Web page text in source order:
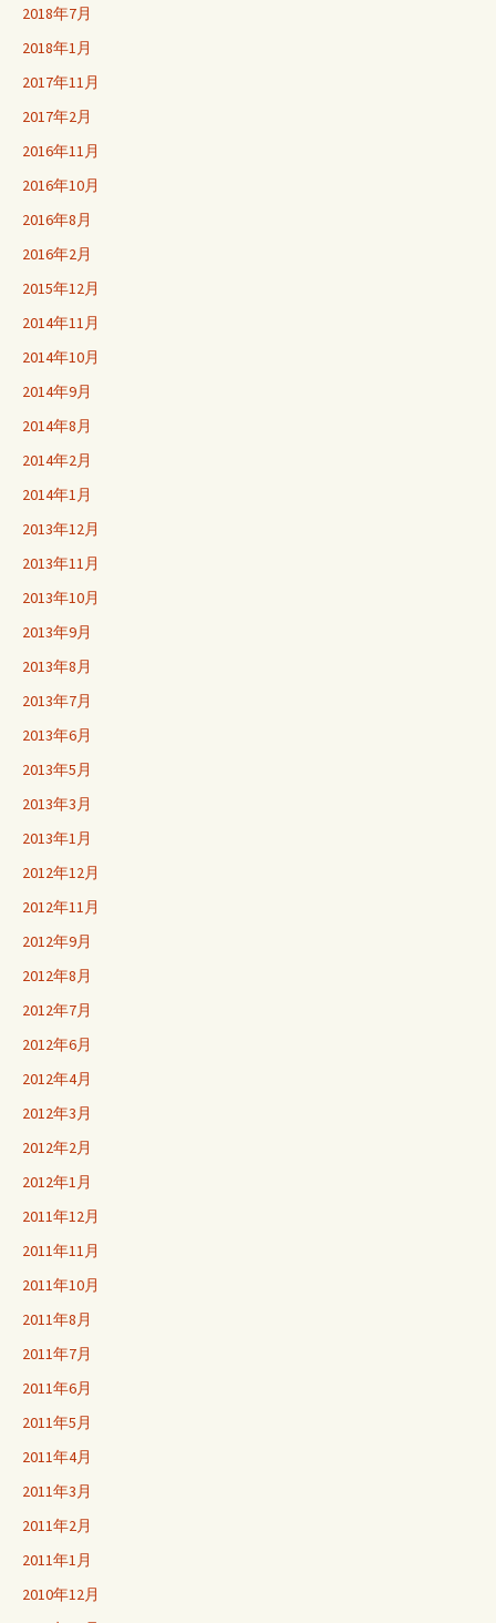
2018年7月
2018年1月
2017年11月
2017年2月
2016年11月
2016年10月
2016年8月
2016年2月
2015年12月
2014年11月
2014年10月
2014年9月
2014年8月
2014年2月
2014年1月
2013年12月
2013年11月
2013年10月
2013年9月
2013年8月
2013年7月
2013年6月
2013年5月
2013年3月
2013年1月
2012年12月
2012年11月
2012年9月
2012年8月
2012年7月
2012年6月
2012年4月
2012年3月
2012年2月
2012年1月
2011年12月
2011年11月
2011年10月
2011年8月
2011年7月
2011年6月
2011年5月
2011年4月
2011年3月
2011年2月
2011年1月
2010年12月